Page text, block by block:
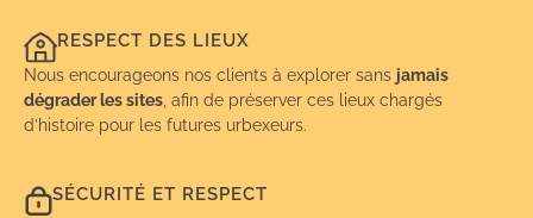
RESPECT DES LIEUX
Nous encourageons nos clients à explorer sans jamais
dégrader les sites , afin de préserver ces lieux chargés
d’histoire pour les futures urbexeurs.
SÉCURITÉ ET RESPECT